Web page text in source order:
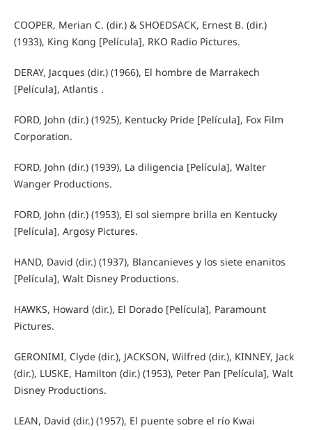
COOPER, Merian C. (dir.) & SHOEDSACK, Ernest B. (dir.)
(1933), King Kong [Película], RKO Radio Pictures.
DERAY, Jacques (dir.) (1966), El hombre de Marrakech
[Película], Atlantis .
FORD, John (dir.) (1925), Kentucky Pride [Película], Fox Film
Corporation.
FORD, John (dir.) (1939), La diligencia [Película], Walter
Wanger Productions.
FORD, John (dir.) (1953), El sol siempre brilla en Kentucky
[Película], Argosy Pictures.
HAND, David (dir.) (1937), Blancanieves y los siete enanitos
[Película], Walt Disney Productions.
HAWKS, Howard (dir.), El Dorado [Película], Paramount
Pictures.
GERONIMI, Clyde (dir.), JACKSON, Wilfred (dir.), KINNEY, Jack
(dir.), LUSKE, Hamilton (dir.) (1953), Peter Pan [Película], Walt
Disney Productions.
LEAN, David (dir.) (1957), El puente sobre el río Kwai